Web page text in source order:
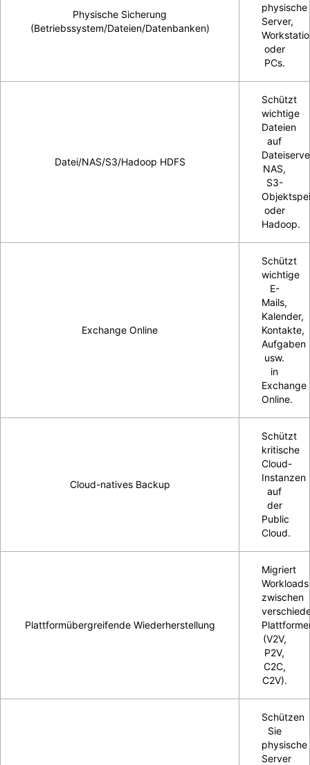
Physische Sicherung
(Betriebssystem/Dateien/Datenbanken)
physische
Server,
oder
PCs.
Datei/NAS/S3/Hadoop HDFS
Schützt
wichtige
Dateien
auf
NAS,
S3-
oder
Hadoop.
Exchange Online
Schützt
wichtige
E-
Mails,
Kalender,
Kontakte,
Aufgaben
usw.
in
Exchange
Online.
Cloud-natives Backup
Schützt
kritische
Cloud-
Instanzen
auf
der
Public
Cloud.
Plattformübergreifende Wiederherstellung
Migriert
Workloads
zwischen
(V2V,
P2V,
C2C,
C2V).
Schützen
Sie
physische
Server